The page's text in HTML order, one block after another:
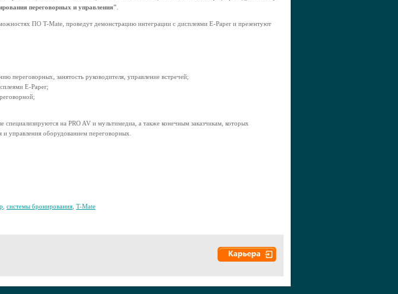
переговорных и управления"
ПО T-Mate, проведут демонстрацию интеграции с дисплеями E-Paper и презентуют
переговорных, занятость руководителя, управление встречей;
E-Paper;
специализируются на PRO AV и мультимедиа, а также конечным заказчикам, которых
управления оборудованием переговорных.
системы бронирования T-Mate